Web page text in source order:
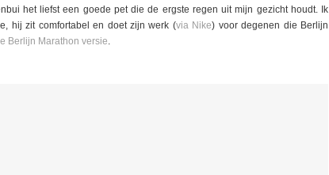
het liefst een goede pet die de ergste regen uit mijn gezicht houdt. Ik
hij zit comfortabel en doet zijn werk (via Nike) voor degenen die Berlijn
Berlijn Marathon versie.